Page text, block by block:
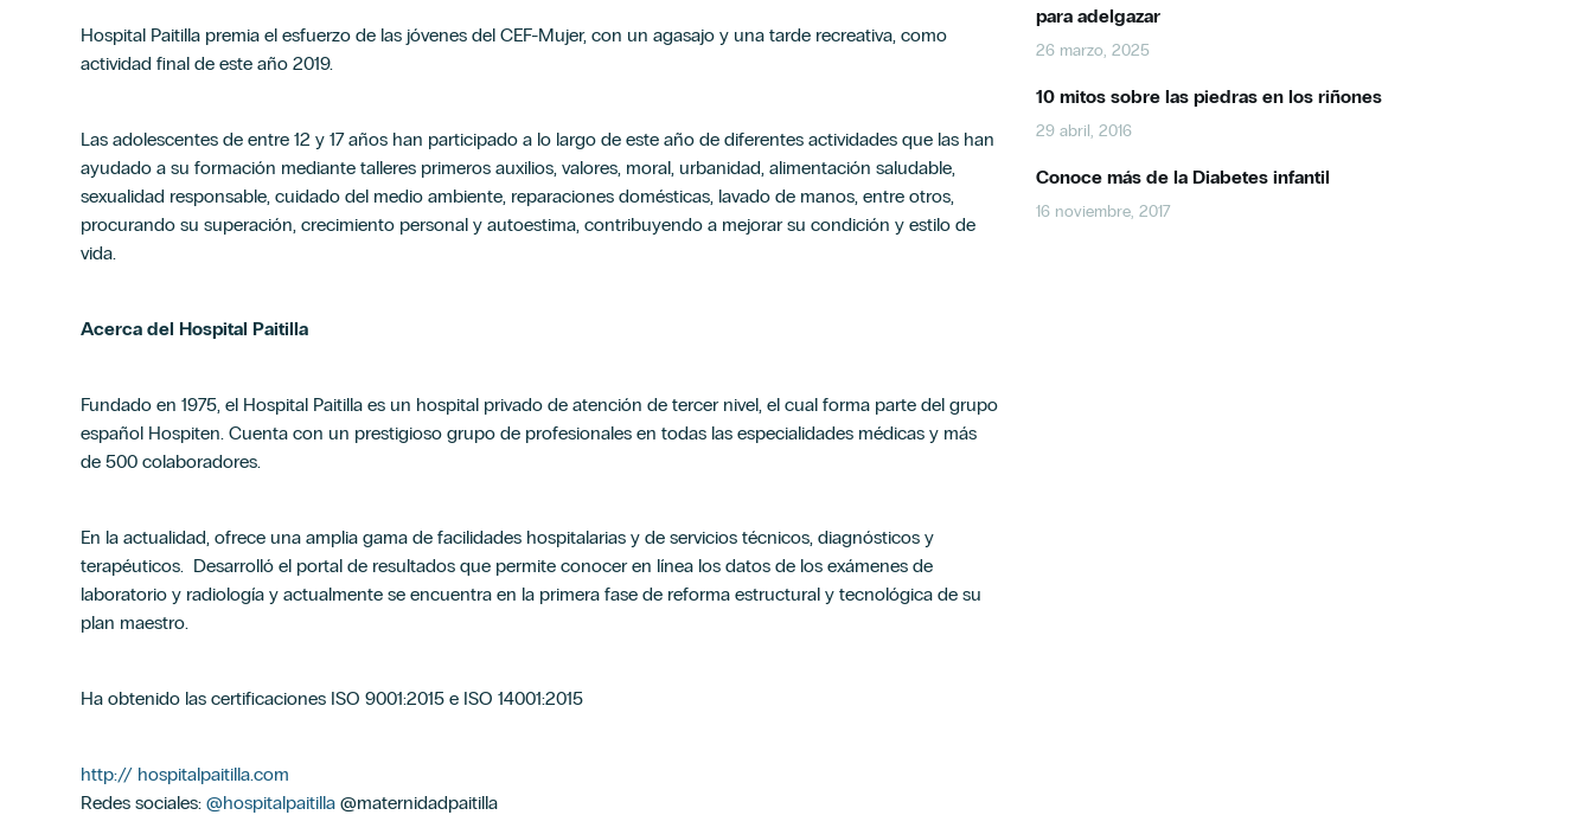
Hospital Paitilla premia el esfuerzo de las jóvenes del CEF-Mujer, con un agasajo y una tarde recreativa, como
actividad final de este año 2019.
Las adolescentes de entre 12 y 17 años han participado a lo largo de este año de diferentes actividades que las han
ayudado a su formación mediante talleres primeros auxilios, valores, moral, urbanidad, alimentación saludable,
sexualidad responsable, cuidado del medio ambiente, reparaciones domésticas, lavado de manos, entre otros,
procurando su superación, crecimiento personal y autoestima, contribuyendo a mejorar su condición y estilo de
vida.
Acerca del Hospital Paitilla
Fundado en 1975, el Hospital Paitilla es un hospital privado de atención de tercer nivel, el cual forma parte del grupo
español Hospiten. Cuenta con un prestigioso grupo de profesionales en todas las especialidades médicas y más
de 500 colaboradores.
En la actualidad, ofrece una amplia gama de facilidades hospitalarias y de servicios técnicos, diagnósticos y
terapéuticos. Desarrolló el portal de resultados que permite conocer en línea los datos de los exámenes de
laboratorio y radiología y actualmente se encuentra en la primera fase de reforma estructural y tecnológica de su
plan maestro.
Ha obtenido las certificaciones ISO 9001:2015 e ISO 14001:2015
http:// hospitalpaitilla.com
Redes sociales: @hospitalpaitilla @maternidadpaitilla
para adelgazar
26 marzo, 2025
10 mitos sobre las piedras en los riñones
29 abril, 2016
Conoce más de la Diabetes infantil
16 noviembre, 2017